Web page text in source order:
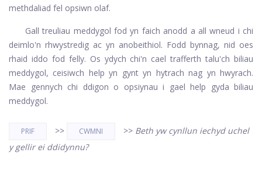
methdaliad fel opsiwn olaf.
Gall treuliau meddygol fod yn faich anodd a all wneud i chi
deimlo'n rhwystredig ac yn anobeithiol. Fodd bynnag, nid oes
rhaid iddo fod felly. Os ydych chi'n cael trafferth talu'ch biliau
meddygol, ceisiwch help yn gynt yn hytrach nag yn hwyrach.
Mae gennych chi ddigon o opsiynau i gael help gyda biliau
meddygol.
PRIF >> CWMNI >> Beth yw cynllun iechyd uchel
y gellir ei ddidynnu?